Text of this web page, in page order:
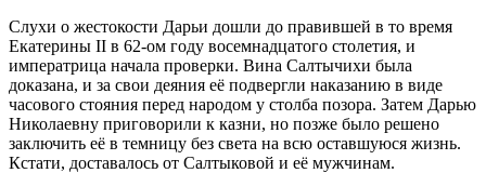
Слухи о жестокости Дарьи дошли до правившей в то время
Екатерины II в 62-ом году восемнадцатого столетия, и
императрица начала проверки. Вина Салтычихи была
доказана, и за свои деяния её подвергли наказанию в виде
часового стояния перед народом у столба позора. Затем Дарью
Николаевну приговорили к казни, но позже было решено
заключить её в темницу без света на всю оставшуюся жизнь.
Кстати, доставалось от Салтыковой и её мужчинам.